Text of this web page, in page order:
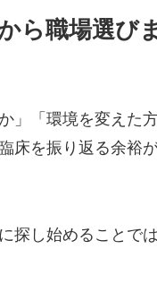
ら職場選び
「環境を変え
を振り返る余
探し始めることで